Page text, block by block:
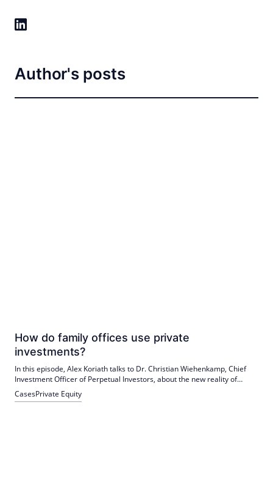
Author's posts
How do family offices use private
investments?
In this episode, Alex Koriath talks to Dr. Christian Wiehenkamp, Chief
Investment Officer of Perpetual Investors, about the new reality of
asset allocation in the private markets space.
CasesPrivate Equity